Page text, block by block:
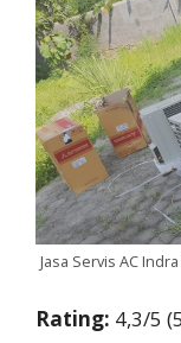
Jasa Servis AC
Rating: 4,3/5